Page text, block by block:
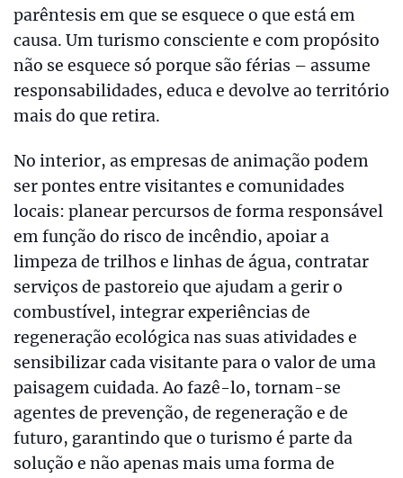
parêntesis em que se esquece o que está em
causa. Um turismo consciente e com propósito
não se esquece só porque são férias – assume
responsabilidades, educa e devolve ao território
mais do que retira.
No interior, as empresas de animação podem
ser pontes entre visitantes e comunidades
locais: planear percursos de forma responsável
em função do risco de incêndio, apoiar a
limpeza de trilhos e linhas de água, contratar
serviços de pastoreio que ajudam a gerir o
combustível, integrar experiências de
regeneração ecológica nas suas atividades e
sensibilizar cada visitante para o valor de uma
paisagem cuidada. Ao fazê-lo, tornam-se
agentes de prevenção, de regeneração e de
futuro, garantindo que o turismo é parte da
solução e não apenas mais uma forma de